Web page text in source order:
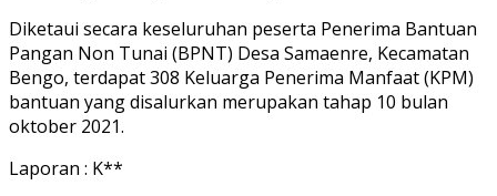
Diketaui secara keseluruhan peserta Penerima Bantuan
Pangan Non Tunai (BPNT) Desa Samaenre, Kecamatan
Bengo, terdapat 308 Keluarga Penerima Manfaat (KPM)
bantuan yang disalurkan merupakan tahap 10 bulan
oktober 2021.
Laporan : K**